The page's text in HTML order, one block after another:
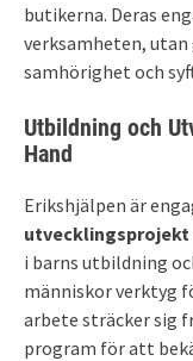
butikerna. Deras
verksamheten, utan
samhörighet och
Utbildning och
Hand
Erikshjälpen är
utvecklingsprojekt
i barns utbildning
människor verktyg
arbete sträcker sig
program för att